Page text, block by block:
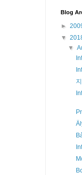
Blog
►
▼
▼